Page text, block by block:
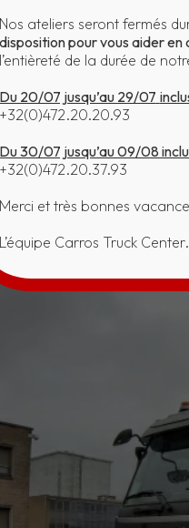
Nos ateliers seront fermés
disposition pour vous aider en
l’entièreté de la durée de
Du 20/07 jusqu’au 29/07
+32(0)472.20.20.93
Du 30/07 jusqu’au 09/08
+32(0)472.20.37.93
Merci et très bonnes
L’équipe Carros Truck Center.